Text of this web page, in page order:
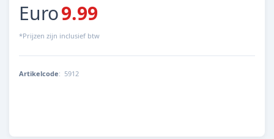
Euro9.99
*Prijzen zijn inclusief btw
Artikelcode: 5912